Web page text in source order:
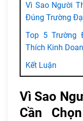
Vì Sao Người
Đúng Trường
Top 5 Trường
Thích Kinh
Kết Luận
Vì Sao
Cần